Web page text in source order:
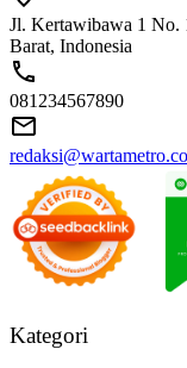
Jl. Kertawibawa 1 No.
Barat, Indonesia
081234567890
Kategori